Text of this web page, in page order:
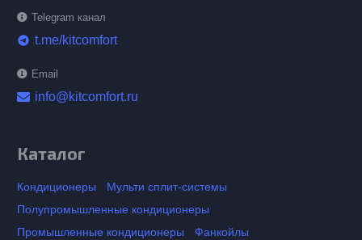
Telegram канал
telegram t.me/kitcomfort
Email
info@kitcomfort.ru
Каталог
Кондиционеры
Мульти сплит-системы
Полупромышленные кондиционеры
Промышленные кондиционеры
Фанкойлы